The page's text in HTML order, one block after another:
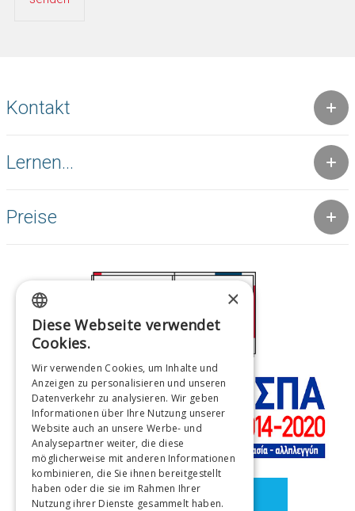
Kontakt
Lernen...
Preise
GREEK
FRENCH
ITALIAN
GERMAN
SPANISH
CHINESE (SIMPLIFIED)
×
Diese Webseite verwendet
Cookies.
Wir verwenden Cookies, um Inhalte und
Anzeigen zu personalisieren und unseren
Datenverkehr zu analysieren. Wir geben
Informationen über Ihre Nutzung unserer
Website auch an unsere Werbe- und
Analysepartner weiter, die diese
möglicherweise mit anderen Informationen
kombinieren, die Sie ihnen bereitgestellt
haben oder die sie im Rahmen Ihrer
Nutzung ihrer Dienste gesammelt haben.